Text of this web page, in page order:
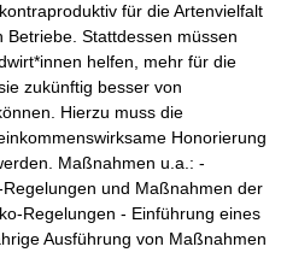
für die Artenvielfalt
Stattdessen müssen
helfen, mehr für die
zukünftig besser von
Hierzu muss die
Honorierung
Maßnahmen u.a.: -
und Maßnahmen der
Regelungen - Einführung eines
Ausführung von Maßnahmen